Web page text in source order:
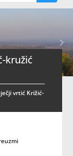
kružić
vrtić Križić-